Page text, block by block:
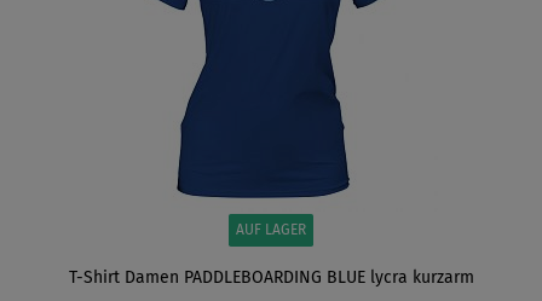
AUF LAGER
T-Shirt Damen PADDLEBOARDING BLUE lycra kurzarm